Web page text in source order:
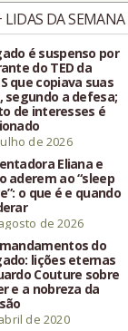
DA SEMANA
é suspenso por
do TED da
que copiava suas
segundo a defesa;
de interesses é
de 2026
Eliana e
aderem ao “sleep
o que é e quando
de 2026
mandamentos do
lições eternas
Couture sobre
e a nobreza da
de 2020